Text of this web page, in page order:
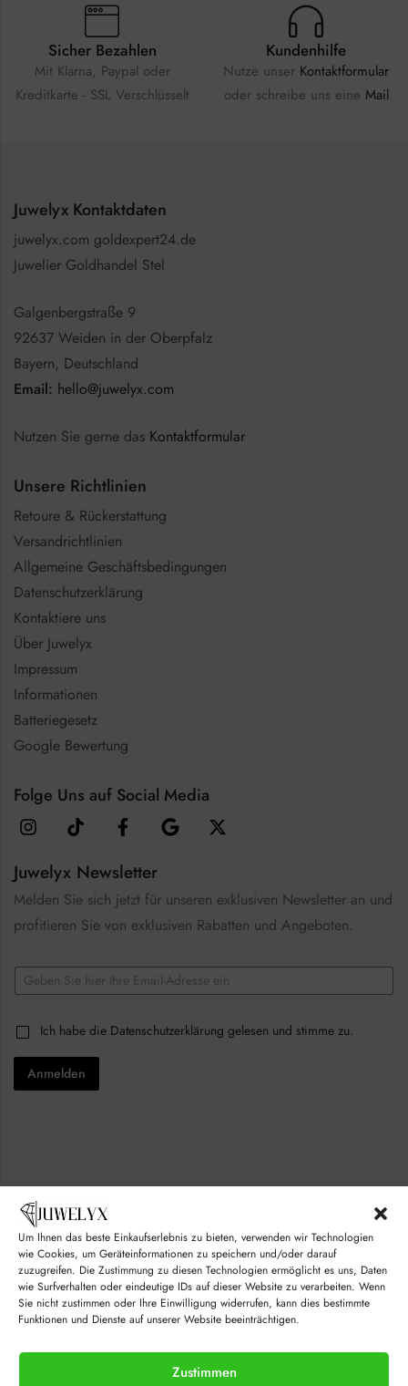
Um Ihnen das beste Einkaufserlebnis zu bieten, verwenden wir Technologien
wie Cookies, um Geräteinformationen zu speichern und/oder darauf
zuzugreifen. Die Zustimmung zu diesen Technologien ermöglicht es uns, Daten
wie Surfverhalten oder eindeutige IDs auf dieser Website zu verarbeiten. Wenn
Sie nicht zustimmen oder Ihre Einwilligung widerrufen, kann dies bestimmte
Funktionen und Dienste auf unserer Website beeinträchtigen.
Zustimmen
Sicher Bezahlen
Mit Klarna, Paypal oder
Kreditkarte - SSL Verschlüsselt
Kundenhilfe
Nutze unser Kontaktformular
oder schreibe uns eine Mail
Juwelyx Kontaktdaten
juwelyx.com goldexpert24.de
Juwelier Goldhandel Stel
Galgenbergstraße 9
92637 Weiden in der Oberpfalz
Bayern, Deutschland
Email: hello@juwelyx.com
Nutzen Sie gerne das Kontaktformular
Unsere Richtlinien
Retoure & Rückerstattung
Versandrichtlinien
Allgemeine Geschäftsbedingungen
Datenschutzerklärung
Kontaktiere uns
Über Juwelyx
Impressum
Informationen
Batteriegesetz
Google Bewertung
Folge Uns auf Social Media
Juwelyx Newsletter
Melden Sie sich jetzt für unseren exklusiven Newsletter an und
profitieren Sie von exklusiven Rabatten und Angeboten.
E
lh
c
b
E
C
h
e
k
*
Ich habe die Datenschutzerklärung gelesen und stimme zu.
Anmelden
© juwelyx.com
by„Moisha“und„David“